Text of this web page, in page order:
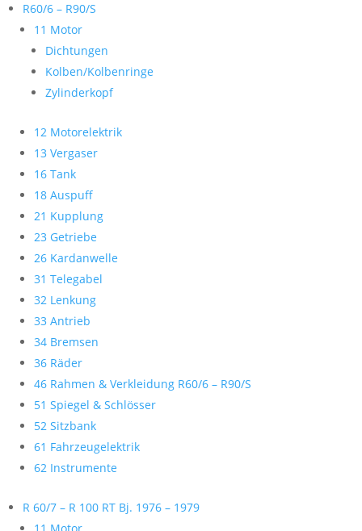
R60/6 – R90/S
11 Motor
Dichtungen
Kolben/Kolbenringe
Zylinderkopf
12 Motorelektrik
13 Vergaser
16 Tank
18 Auspuff
21 Kupplung
23 Getriebe
26 Kardanwelle
31 Telegabel
32 Lenkung
33 Antrieb
34 Bremsen
36 Räder
46 Rahmen & Verkleidung R60/6 – R90/S
51 Spiegel & Schlösser
52 Sitzbank
61 Fahrzeugelektrik
62 Instrumente
R 60/7 – R 100 RT Bj. 1976 – 1979